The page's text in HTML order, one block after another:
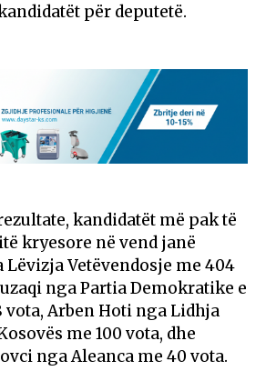
për deputetë.
kandidatët më pak të
kryesore në vend janë
Vetëvendosje me 404
nga Partia Demokratike e
vota, Arben Hoti nga Lidhja
me 100 vota, dhe
nga Aleanca me 40 vota.